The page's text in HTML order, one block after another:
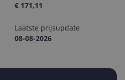
€ 171,11
Laatste prijsupdate
08-08-2026